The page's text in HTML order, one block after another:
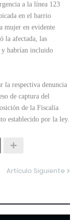
a la línea 123
en el barrio
mujer en evidente
la afectada, las
y habrían incluido
la respectiva denuncia
de captura del
de la Fiscalía
establecido por la ley.
Artículo Siguiente